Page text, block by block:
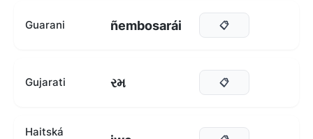
Guarani ñembosarái 📋
Gujarati રમ 📋
Haitská